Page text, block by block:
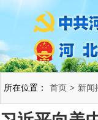
所在位置： 首页 > 新闻